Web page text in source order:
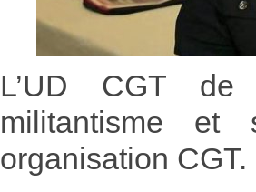
L’UD CGT
militantisme et
organisation CGT.